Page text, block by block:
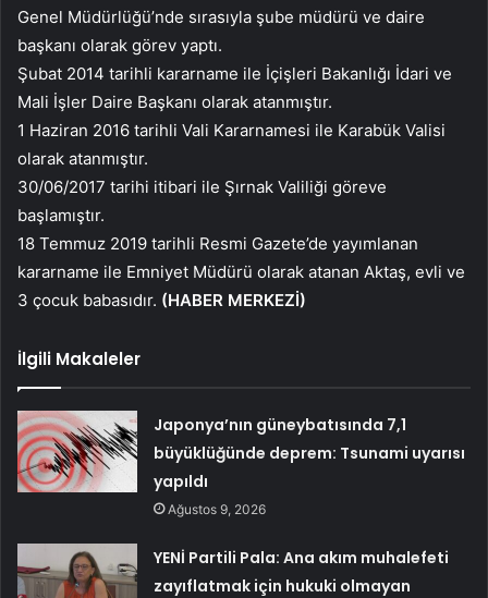
Genel Müdürlüğü’nde sırasıyla şube müdürü ve daire
başkanı olarak görev yaptı.
Şubat 2014 tarihli kararname ile İçişleri Bakanlığı İdari ve
Mali İşler Daire Başkanı olarak atanmıştır.
1 Haziran 2016 tarihli Vali Kararnamesi ile Karabük Valisi
olarak atanmıştır.
30/06/2017 tarihi itibari ile Şırnak Valiliği göreve
başlamıştır.
18 Temmuz 2019 tarihli Resmi Gazete’de yayımlanan
kararname ile Emniyet Müdürü olarak atanan Aktaş, evli ve
3 çocuk babasıdır. (HABER MERKEZİ)
İlgili Makaleler
Japonya’nın güneybatısında 7,1
büyüklüğünde deprem: Tsunami uyarısı
yapıldı
Ağustos 9, 2026
YENİ Partili Pala: Ana akım muhalefeti
zayıflatmak için hukuki olmayan